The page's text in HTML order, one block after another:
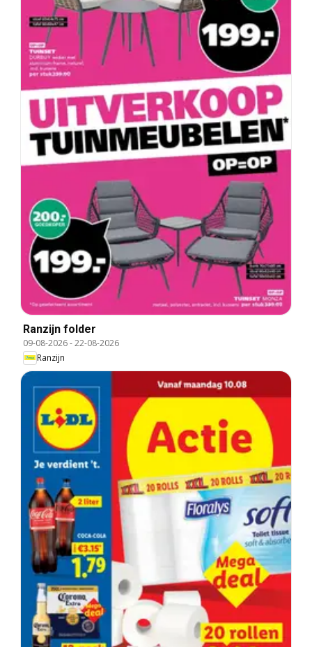
Ranzijn folder
09-08-2026-22-08-2026
Ranzijn